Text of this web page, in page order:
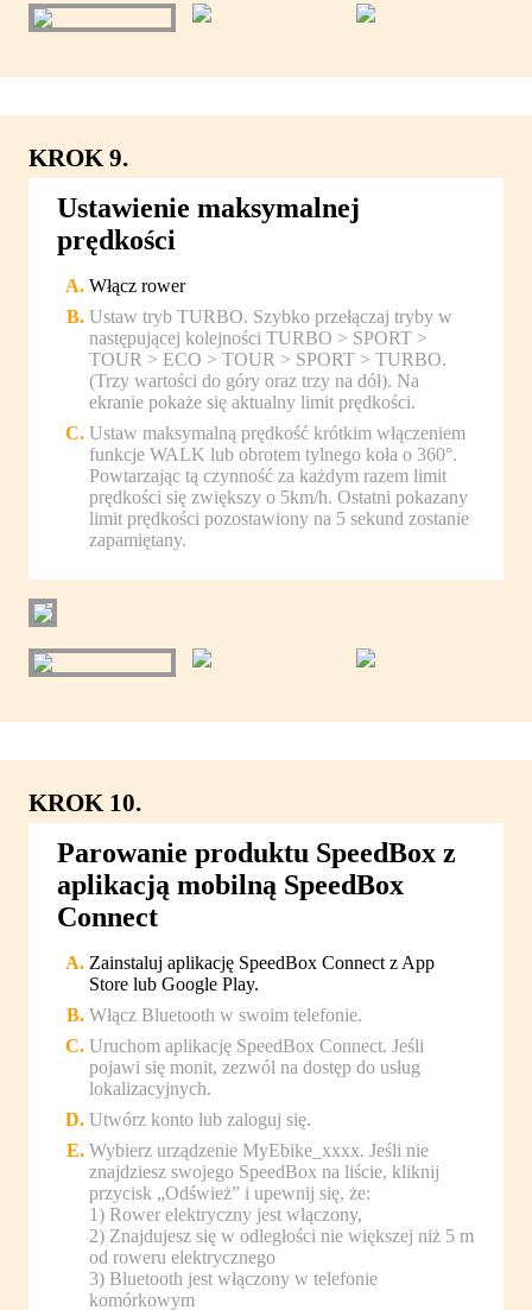
KROK 9.
Ustawienie maksymalnej
prędkości
Włącz rower
Ustaw tryb TURBO. Szybko przełączaj tryby w
następującej kolejności TURBO > SPORT >
TOUR > ECO > TOUR > SPORT > TURBO.
(Trzy wartości do góry oraz trzy na dół). Na
ekranie pokaże się aktualny limit prędkości.
Ustaw maksymalną prędkość krótkim włączeniem
funkcje WALK lub obrotem tylnego koła o 360°.
Powtarzając tą czynność za każdym razem limit
prędkości się zwiększy o 5km/h. Ostatni pokazany
limit prędkości pozostawiony na 5 sekund zostanie
zapamiętany.
KROK 10.
Parowanie produktu SpeedBox z
aplikacją mobilną SpeedBox
Connect
Zainstaluj aplikację SpeedBox Connect z App
Store lub Google Play.
Włącz Bluetooth w swoim telefonie.
Uruchom aplikację SpeedBox Connect. Jeśli
pojawi się monit, zezwól na dostęp do usług
lokalizacyjnych.
Utwórz konto lub zaloguj się.
Wybierz urządzenie MyEbike_xxxx. Jeśli nie
znajdziesz swojego SpeedBox na liście, kliknij
przycisk „Odśwież” i upewnij się, że:
1) Rower elektryczny jest włączony,
2) Znajdujesz się w odległości nie większej niż 5 m
od roweru elektrycznego
3) Bluetooth jest włączony w telefonie
komórkowym